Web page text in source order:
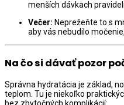
menších dávkach
Večer: Neprežeňte to s
aby vás nebudilo
Na čo si dávať pozor
Správna hydratácia je základ,
teplom. Tu je niekoľko